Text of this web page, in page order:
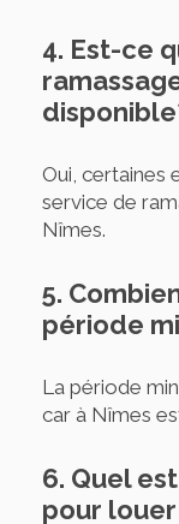
4. Est-ce
Oui, certaines
service de
Nîmes.
5.
période
La période
car à Nîmes
6. Quel
pour